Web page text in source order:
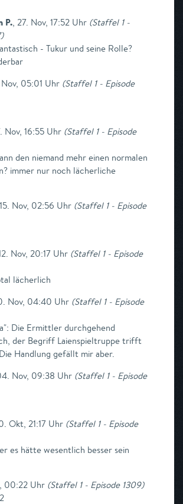
P., 27. Nov, 17:52 Uhr (Staffel 1 -
)
- Tukur und seine Rolle?
05:01 Uhr (Staffel 1 - Episode
Nov, 16:55 Uhr (Staffel 1 - Episode
den niemand mehr einen normalen
immer nur noch lächerliche
15. Nov, 02:56 Uhr (Staffel 1 - Episode
Nov, 20:17 Uhr (Staffel 1 - Episode
lächerlich
Nov, 04:40 Uhr (Staffel 1 - Episode
Die Ermittler durchgehend
der Begriff Laienspieltruppe trifft
Handlung gefällt mir aber.
Nov, 09:38 Uhr (Staffel 1 - Episode
Okt, 21:17 Uhr (Staffel 1 - Episode
es hätte wesentlich besser sein
00:22 Uhr (Staffel 1 - Episode 1309)